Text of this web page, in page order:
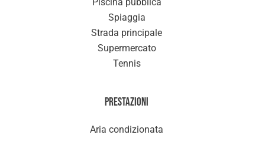
Spiaggia
Strada principale
Supermercato
Tennis
Prestazioni
Aria condizionata